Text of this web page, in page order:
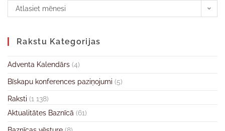
Atlasiet mēnesi
Rakstu Kategorijas
Adventa Kalendārs (4)
Bīskapu konferences paziņojumi (5)
Raksti (1 138)
Aktualitātes Baznīcā (61)